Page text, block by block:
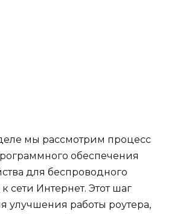
мы рассмотрим процесс
обеспечения
для беспроводного
сети Интернет. Этот шаг
улучшения работы роутера,